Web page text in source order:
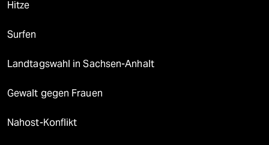
Hitze
Surfen
Landtagswahl in Sachsen-Anhalt
Gewalt gegen Frauen
Nahost-Konflikt